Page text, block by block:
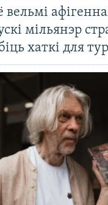
мільянэр
хаткі для